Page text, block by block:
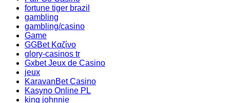
fortune tiger brazil
gambling
gambling/casino
Game
GGBet Καζίνο
glory-casinos tr
Gxbet Jeux de Casino
jeux
KaravanBet Casino
Kasyno Online PL
king johnnie